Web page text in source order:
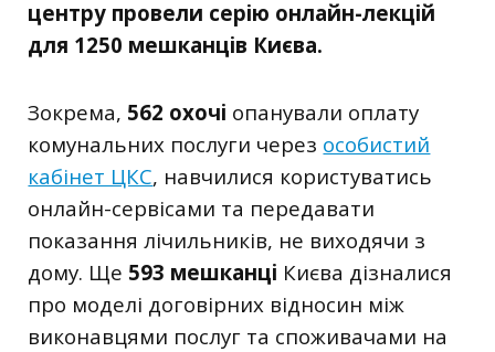
центру провели серію онлайн-лекцій
для 1250 мешканців Києва.
Зокрема, 562 охочі опанували оплату
комунальних послуги через особистий
кабінет ЦКС, навчилися користуватись
онлайн-сервісами та передавати
показання лічильників, не виходячи з
дому. Ще 593 мешканці Києва дізналися
про моделі договірних відносин між
виконавцями послуг та споживачами на